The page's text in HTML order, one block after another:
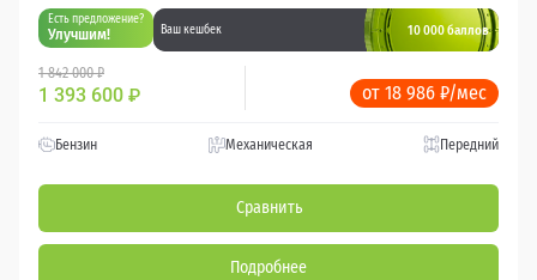
Есть предложение?
Улучшим! Ваш кешбек 10 000 баллов
1 842 000 ₽
1 393 600 ₽ от 18 986 ₽/мес
Бензин Механическая Передний
Сравнить
Подробнее